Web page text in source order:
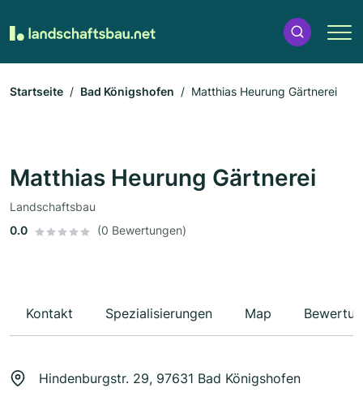
Startseite Bad Königshofen Matthias Heurung Gärtnerei
Matthias Heurung Gärtnerei
Landschaftsbau
0.0
(0 Bewertungen)
Kontakt Spezialisierungen Map
Hindenburgstr. 29, 97631 Bad Königshofen